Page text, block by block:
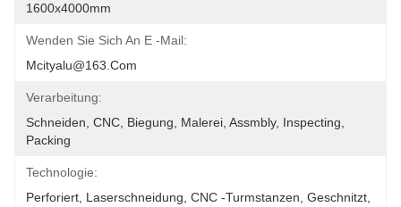
1600x4000mm
Wenden Sie Sich An E -Mail:
Mcityalu@163.com
Verarbeitung:
Schneiden, CNC, Biegung, Malerei, Assmbly, Inspecting,
Packing
Technologie:
Perforiert, Laserschneidung, CNC -Turmstanzen, Geschnitzt,